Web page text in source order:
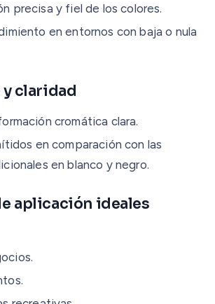
precisa y fiel de los colores.
en entornos con baja o nula
y claridad
cromática clara.
en comparación con las
en blanco y negro.
aplicación ideales